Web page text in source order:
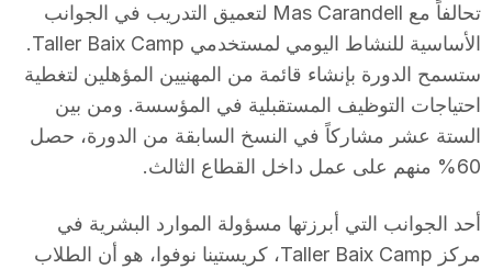
تحالفاً مع Mas Carandell لتعميق التدريب في الجوانب
الأساسية للنشاط اليومي لمستخدمي Taller Baix Camp.
ستسمح الدورة بإنشاء قائمة من المهنيين المؤهلين لتغطية
احتياجات التوظيف المستقبلية في المؤسسة. ومن بين
الستة عشر مشاركاً في النسخ السابقة من الدورة، حصل
60% منهم على عمل داخل القطاع الثالث.
أحد الجوانب التي أبرزتها مسؤولة الموارد البشرية في
مركز Taller Baix Camp، كريستينا نوفوا، هو أن الطلاب